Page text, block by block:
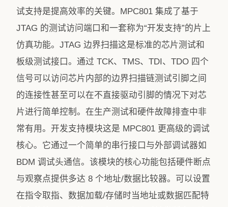
试支持是提高效率的关键。MPC801 集成了基于
JTAG 的测试访问端口和一套称为“开发支持”的片上
仿真功能。JTAG 边界扫描这是标准的芯片测试和
板级测试接口。通过 TCK、TMS、TDI、TDO 四个
信号可以访问芯片内部的边界扫描链测试引脚之间
的连接性甚至可以在不直接驱动引脚的情况下对芯
片进行简单控制。在生产测试和硬件故障排查中非
常有用。开发支持模块这是 MPC801 更高级的调试
核心。它通过一个简单的串行接口与外部调试器如
BDM 调试头通信。该模块的核心功能包括硬件断点
与观察点提供多达 8 个地址/数据比较器。可以设置
在指令取指、数据加载/存储时当地址或数据匹配特